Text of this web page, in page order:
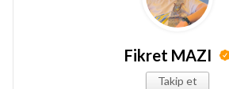
Fikret MAZI
Takip et